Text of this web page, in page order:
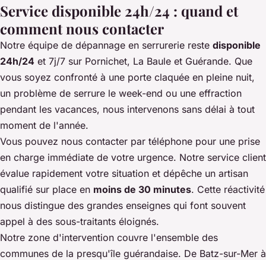
Service disponible 24h/24 : quand et
comment nous contacter
Notre équipe de dépannage en serrurerie reste disponible
24h/24 et 7j/7 sur Pornichet, La Baule et Guérande. Que
vous soyez confronté à une porte claquée en pleine nuit,
un problème de serrure le week-end ou une effraction
pendant les vacances, nous intervenons sans délai à tout
moment de l'année.
Vous pouvez nous contacter par téléphone pour une prise
en charge immédiate de votre urgence. Notre service client
évalue rapidement votre situation et dépêche un artisan
qualifié sur place en moins de 30 minutes. Cette réactivité
nous distingue des grandes enseignes qui font souvent
appel à des sous-traitants éloignés.
Notre zone d'intervention couvre l'ensemble des
communes de la presqu'île guérandaise. De Batz-sur-Mer à